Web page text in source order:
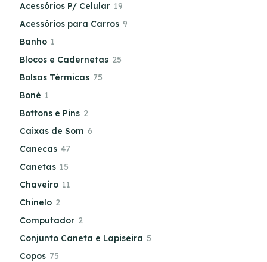
Acessórios P/ Celular 19
Acessórios para Carros 9
Banho 1
Blocos e Cadernetas 25
Bolsas Térmicas 75
Boné 1
Bottons e Pins 2
Caixas de Som 6
Canecas 47
Canetas 15
Chaveiro 11
Chinelo 2
Computador 2
Conjunto Caneta e Lapiseira 5
Copos 75